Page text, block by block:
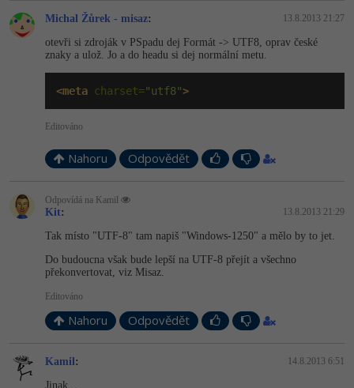
Michal Žůrek - misaz: 13.8.2013 21:27
otevři si zdroják v PSpadu dej Formát -> UTF8, oprav české
znaky a ulož. Jo a do headu si dej normální metu.
<meta charset="utf8">
Editováno
Nahoru Odpovědět
Odpovídá na Kamil
Kit: 13.8.2013 21:29
Tak místo "UTF-8" tam napiš "Windows-1250" a mělo by to jet.
Do budoucna však bude lepší na UTF-8 přejít a všechno
překonvertovat, viz Misaz.
Editováno
Nahoru Odpovědět
Kamil: 14.8.2013 6:51
Jinak...